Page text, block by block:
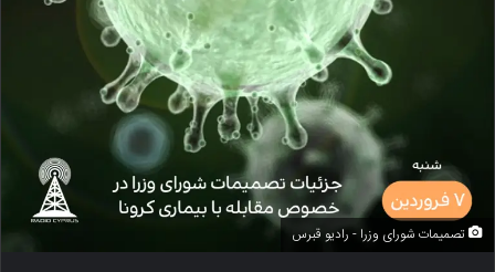
تصمیمات شورای وزرا - رادیو قبرس